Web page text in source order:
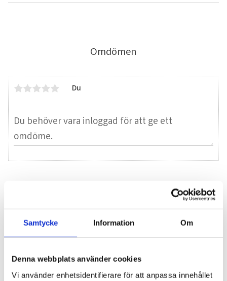
Samtycke Information Om
Denna webbplats använder cookies
Vi använder enhetsidentifierare för att anpassa innehållet
Omdömen
Du
Blogg
7 juni 2026
Bläckfisk – en favorit i det asiatiska